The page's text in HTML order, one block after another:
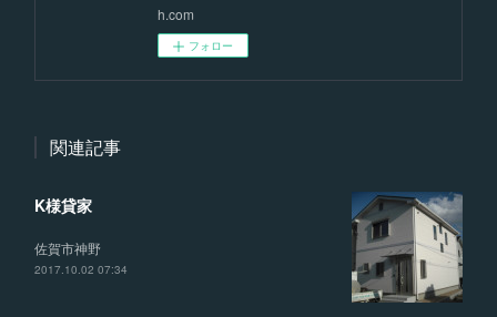
h.com
フォロー
関連記事
K様貸家
佐賀市神野
2017.10.02 07:34